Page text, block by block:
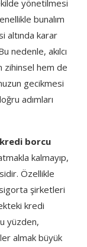
yönetilmesi
bunalım
altında karar
nedenle, akılcı
zihinsel hem de
gecikmesi
adımları
kredi borcu
kalmayıp,
Özellikle
şirketleri
kredi
yüzden,
almak büyük